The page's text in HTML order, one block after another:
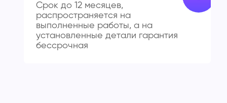
Срок до 12 месяцев,
распространяется на
выполненные работы, а на
установленные детали гарантия
бессрочная